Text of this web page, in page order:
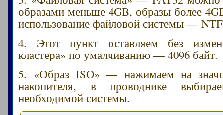
образами меньше 4GB, образы более
использование файловой системы —
4. Этот пункт оставляем без
кластера» по умалчиванию — 4096 байт.
5. «Образ ISO» — нажимаем на
накопителя, в проводнике
необходимой системы.